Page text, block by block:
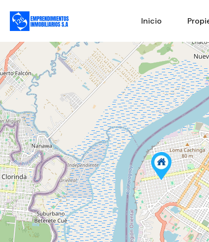
Inicio
4